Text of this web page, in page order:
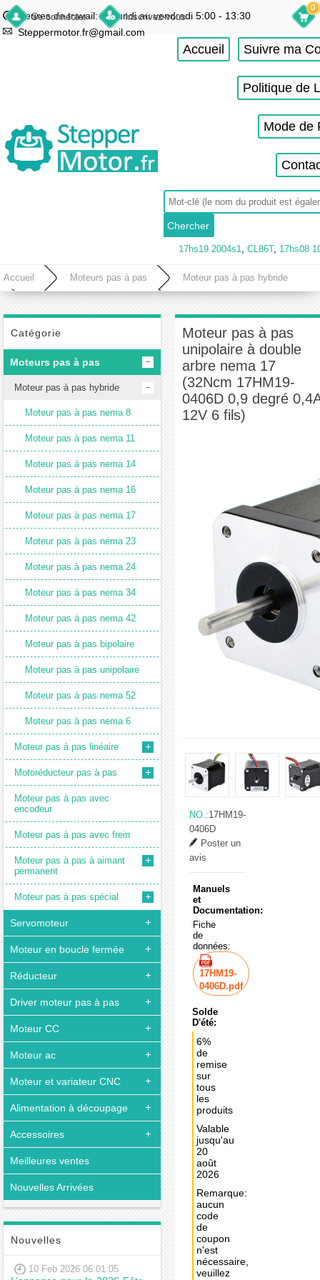
Se connecter Inscrivez-vous
Heures de travail: du lundi au vendredi 5:00 - 13:30
Steppermotor.fr@gmail.com
0
Accueil Suivre ma
Politique de
Mode de
17hs19 2004s1, CL86T, 17hs08
Accueil Moteurs pas à pas Moteur pas à pas hybride
arbre nema 17 (32Ncm 17HM19-0406D 0,9 degré 0,4A 12V 6 fils)
Catégorie
Moteurs pas à pas
Moteur pas à pas hybride
Moteur pas à pas nema 8
Moteur pas à pas nema 11
Moteur pas à pas nema 14
Moteur pas à pas nema 16
Moteur pas à pas nema 17
Moteur pas à pas nema 23
Moteur pas à pas nema 24
Moteur pas à pas nema 34
Moteur pas à pas nema 42
Moteur pas à pas bipolaire
Moteur pas à pas unipolaire
Moteur pas à pas nema 52
Moteur pas à pas nema 6
Moteur pas à pas linéaire
Motoréducteur pas à pas
Moteur pas à pas avec
encodeur
Moteur pas à pas avec frein
Moteur pas à pas à aimant
permanent
Moteur pas à pas spécial
Servomoteur
Moteur en boucle fermée
Réducteur
Driver moteur pas à pas
Moteur CC
Moteur ac
Moteur et variateur CNC
Alimentation à découpage
Accessoires
Meilleures ventes
Nouvelles Arrivées
Nouvelles
10 Feb 2026 06:01:05
Moteur pas à pas
unipolaire à double
arbre nema 17
(32Ncm 17HM19-
0406D 0,9 degré
12V 6 fils)
NO.:17HM19-
0406D
Poster un
avis
Manuels
et
Documentation:
Fiche
de
données:
17HM19-
0406D.pdf
Solde
D'été:
6%
de
remise
sur
tous
les
produits
Valable
jusqu'au
20
août
2026
Remarque:
aucun
code
de
coupon
n'est
nécessaire,
veuillez